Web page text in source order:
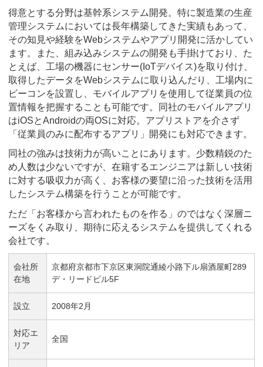
得意とする分野は基幹系システム開発。特に製造業の生産
管理システムにおいては長年構築してきた実績もあって、
その知見や経験をWebシステムやアプリ開発に活かしてい
ます。また、組み込みシステムの開発も手掛けており、た
とえば、工場の機器にセンサー(IoTデバイス)を取り付け、
取得したデータをWebシステムに取り込んだり、工場内に
ビーコンを設置し、モバイルアプリを使用して従業員の位
置情報を把握することも可能です。同社のモバイルアプリ
はiOSとAndroidの両OSに対応。アプリストアを介さず
「従業員のみに配布するアプリ」開発にも対応できます。
同社の強みは技術力が高いことにあります。少数精鋭のた
め人数は少ないですが、在籍するエンジニアは新しい技術
に対する吸収力が高く、お客様の要望に沿った技術を活用
したシステム構築を行うことが可能です。
ただ「お客様から言われたものを作る」のではなく深層ニ
ーズをくみ取り、期待に応えるシステムを提供してくれる
会社です。
会社所
在地
京都府京都市下京区東洞院通綾小路下ル扇酒屋町289
デ・リードビル5F
設立 2008年2月
対応エ
リア
全国